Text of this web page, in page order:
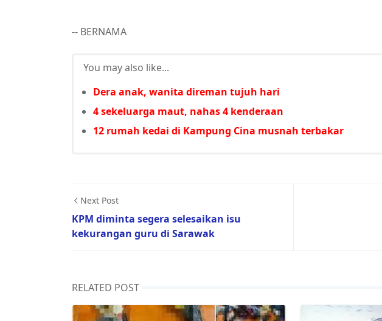
-- BERNAMA
You may also like...
Dera anak, wanita direman tujuh hari
4 sekeluarga maut, nahas 4 kenderaan
12 rumah kedai di Kampung Cina musnah terbakar
Next Post
KPM diminta segera selesaikan isu
kekurangan guru di Sarawak
RELATED POST